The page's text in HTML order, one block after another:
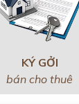
KÝ GỞI
bán cho thuê